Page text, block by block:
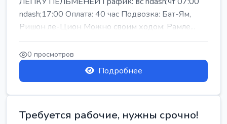
ndash;17:00 Оплата: 40 час Подвозка: Бат-Ям,
Ришон ле-Цион Можно своим ходом: Рамле...
0 просмотров
Подробнее
Требуется рабочие, нужны срочно!